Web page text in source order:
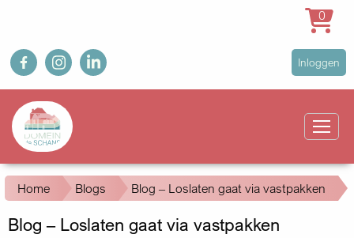
Overslaan
en
naar
inhoud
gaan
fb ig in
User
account
Inloggen
Main
navigation
0
Kruimelpad
Home Blogs Blog – Loslaten gaat via vastpakken
Blog – Loslaten gaat via vastpakken